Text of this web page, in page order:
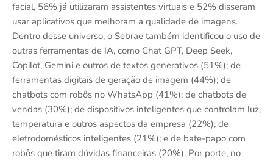
facial, 56% já utilizaram assistentes virtuais e 52% disseram
usar aplicativos que melhoram a qualidade de imagens.
Dentro desse universo, o Sebrae também identificou o uso de
outras ferramentas de IA, como Chat GPT, Deep Seek,
Copilot, Gemini e outros de textos generativos (51%); de
ferramentas digitais de geração de imagem (44%); de
chatbots com robôs no WhatsApp (41%); de chatbots de
vendas (30%); de dispositivos inteligentes que controlam luz,
temperatura e outros aspectos da empresa (22%); de
eletrodomésticos inteligentes (21%); e de bate-papo com
robôs que tiram dúvidas financeiras (20%). Por porte, no